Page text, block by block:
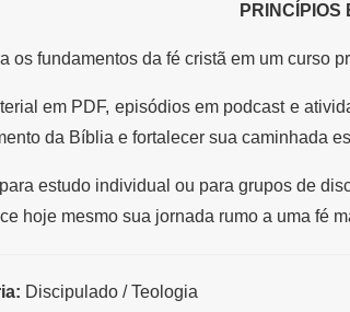
PRINCÍPIOS
os fundamentos da fé cristã em um curso
em PDF, episódios em podcast e
da Bíblia e fortalecer sua caminhada
estudo individual ou para grupos de
hoje mesmo sua jornada rumo a uma fé
Discipulado / Teologia